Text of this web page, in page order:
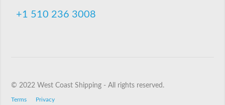
+1 510 236 3008
© 2022 West Coast Shipping - All rights reserved.
Terms Privacy